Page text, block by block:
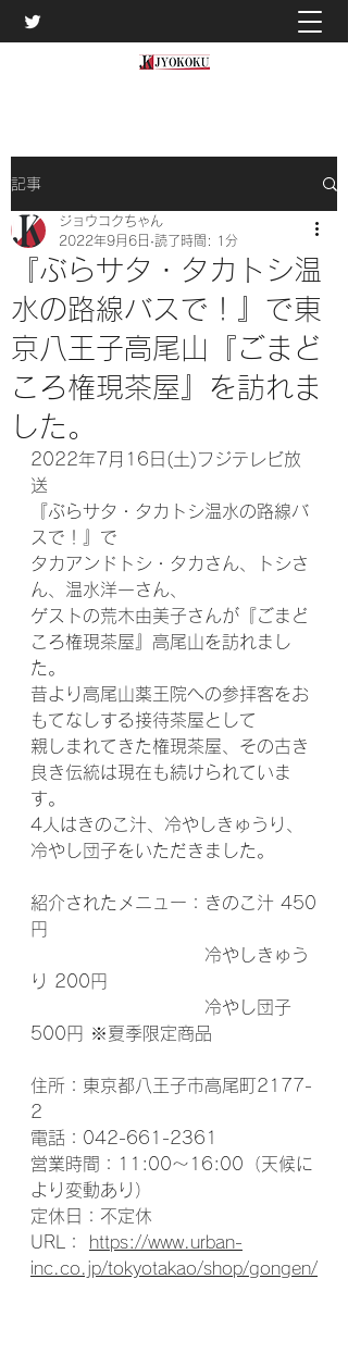
記事
『ぶらサタ・タカトシ温
水の路線バスで！』で東
京八王子高尾山『ごまど
ころ権現茶屋』を訪れま
した。
ジョウコクちゃん
2022年9月6日 読了時間: 1分
2022年7月16日(土)フジテレビ放
送
『ぶらサタ・タカトシ温水の路線バ
スで！』で
タカアンドトシ・タカさん、トシさ
ん、温水洋一さん、
ゲストの荒木由美子さんが『ごまど
ころ権現茶屋』高尾山を訪れまし
た。
昔より高尾山薬王院への参拝客をお
もてなしする接待茶屋として
親しまれてきた権現茶屋、その古き
良き伝統は現在も続けられていま
す。
4人はきのこ汁、冷やしきゅうり、
冷やし団子をいただきました。
紹介されたメニュー：きのこ汁 450
円
冷やしきゅう
り 200円
冷やし団子
500円 ※夏季限定商品
住所：東京都八王子市高尾町2177-
2
電話：042-661-2361
営業時間：11:00～16:00（天候に
より変動あり）
定休日：不定休
URL：
https://www.urban-
inc.co.jp/tokyotakao/shop/gongen/